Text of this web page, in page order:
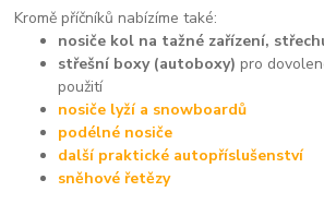
Kromě příčníků nabízíme také:
nosiče kol na tažné zařízení,
střešní boxy (autoboxy) pro
použití
nosiče lyží a snowboardů
podélné nosiče
další praktické autopříslušenství
sněhové řetězy